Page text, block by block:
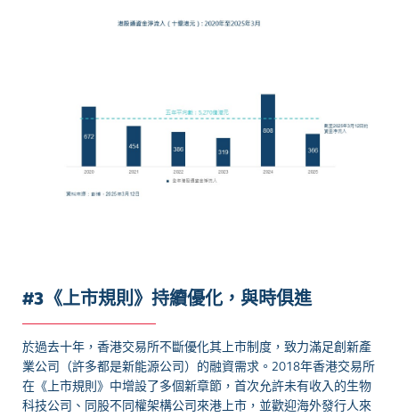
#3《上市規則》持續優化，與時俱進
於過去十年，香港交易所不斷優化其上市制度，致力滿足創新產
業公司（許多都是新能源公司）的融資需求。2018年香港交易所
在《上市規則》中增設了多個新章節，首次允許未有收入的生物
科技公司、同股不同權架構公司來港上市，並歡迎海外發行人來